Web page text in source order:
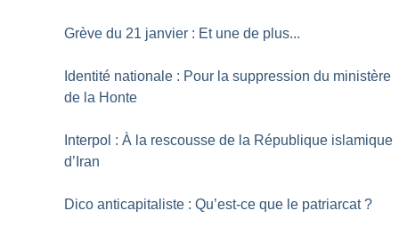
Grève du 21 janvier : Et une de plus...
Identité nationale : Pour la suppression du ministère
de la Honte
Interpol : À la rescousse de la République islamique
d’Iran
Dico anticapitaliste : Qu’est-ce que le patriarcat ?